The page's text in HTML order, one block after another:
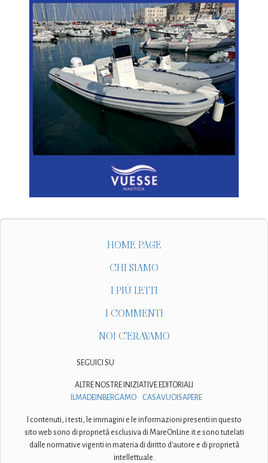
HOME PAGE
CHI SIAMO
I PIÙ LETTI
I COMMENTI
NOI C'ERAVAMO
SEGUICI SU
ALTRE NOSTRE INIZIATIVE EDITORIALI
ILMADEINBERGAMO
CASAVUOISAPERE
I contenuti, i testi, le immagini e le informazioni presenti in questo
sito web sono di proprietà esclusiva di MareOnLine.it e sono tutelati
dalle normative vigenti in materia di diritto d'autore e di proprietà
intellettuale.